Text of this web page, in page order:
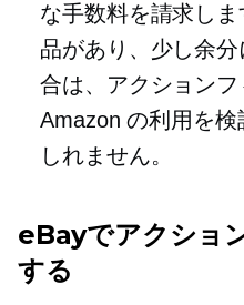
な手数料を請求し
品があり、少し余
合は、アクション
Amazon の利用を
しれません。
eBayでアクショ
する